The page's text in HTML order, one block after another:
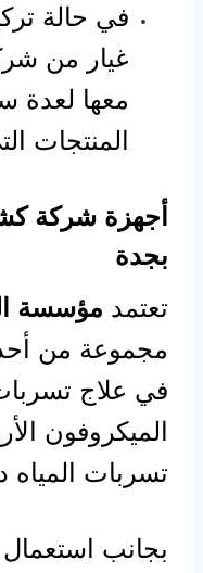
في حالة
غيار من
معها لعدة
المنتجات
أجهزة شركة
بجدة
تعتمد مؤسسة
مجموعة من
في علاج تسربات
الميكروفون
تسربات المياه
بجانب